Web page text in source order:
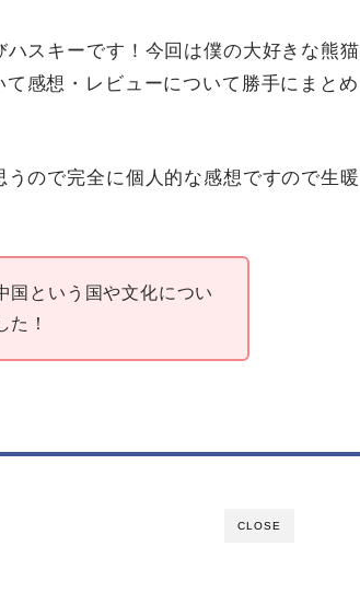
スキーです！今回は僕の大好きな熊猫
感想・レビューについて勝手にまとめ
ので完全に個人的な感想ですので生暖
国という国や文化につい
た！
CLOSE